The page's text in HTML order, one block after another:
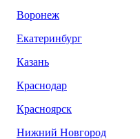
Воронеж
Екатеринбург
Казань
Краснодар
Красноярск
Нижний Новгород